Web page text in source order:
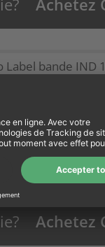
Achetez
Label bande IND
noir auf
Achetez